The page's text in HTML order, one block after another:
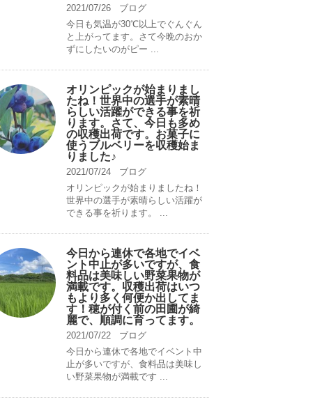
2021/07/26
ブログ
今日も気温が30℃以上でぐんぐん
と上がってます。さて今晩のおか
ずにしたいのがピー ...
オリンピックが始まりまし
たね！世界中の選手が素晴
らしい活躍ができる事を祈
ります。さて、今日も多め
の収穫出荷です。お菓子に
使うブルベリーを収穫始ま
りました♪
2021/07/24
ブログ
オリンピックが始まりましたね！
世界中の選手が素晴らしい活躍が
できる事を祈ります。 ...
今日から連休で各地でイベ
ント中止が多いですが、食
料品は美味しい野菜果物が
満載です。収穫出荷はいつ
もより多く何便か出してま
す！穂が付く前の田圃が綺
麗で、順調に育ってます。
2021/07/22
ブログ
今日から連休で各地でイベント中
止が多いですが、食料品は美味し
い野菜果物が満載です ...